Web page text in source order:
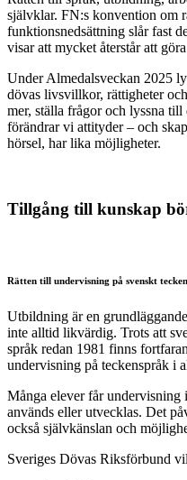
självklar. FN:s konvention om
funktionsnedsättning slår fast
visar att mycket återstår att
Under Almedalsveckan 2025
dövas livsvillkor, rättigheter
mer, ställa frågor och lyssna
förändrar vi attityder – och
hörsel, har lika möjligheter.
Tillgång till kunskap
Rätten till undervisning på svenskt
Utbildning är en
inte alltid likvärdig. Trots att
språk redan 1981 finns
undervisning på teckenspråk i
Många elever får undervisning
används eller utvecklas. Det
också självkänslan och
Sveriges Dövas Riksförbund